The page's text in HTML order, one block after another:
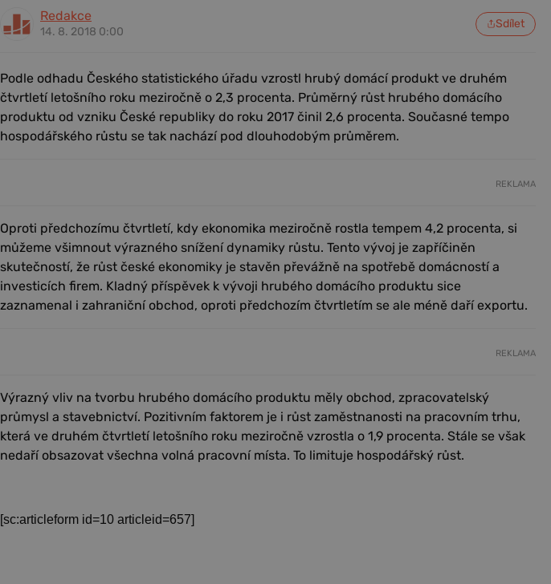
Redakce
14. 8. 2018 0:00
Sdílet
Podle odhadu Českého statistického úřadu vzrostl hrubý domácí produkt ve druhém
čtvrtletí letošního roku meziročně o 2,3 procenta. Průměrný růst hrubého domácího
produktu od vzniku České republiky do roku 2017 činil 2,6 procenta. Současné tempo
hospodářského růstu se tak nachází pod dlouhodobým průměrem.
REKLAMA
Oproti předchozímu čtvrtletí, kdy ekonomika meziročně rostla tempem 4,2 procenta, si
můžeme všimnout výrazného snížení dynamiky růstu. Tento vývoj je zapříčiněn
skutečností, že růst české ekonomiky je stavěn převážně na spotřebě domácností a
investicích firem. Kladný příspěvek k vývoji hrubého domácího produktu sice
zaznamenal i zahraniční obchod, oproti předchozím čtvrtletím se ale méně daří exportu.
REKLAMA
Výrazný vliv na tvorbu hrubého domácího produktu měly obchod, zpracovatelský
průmysl a stavebnictví. Pozitivním faktorem je i růst zaměstnanosti na pracovním trhu,
která ve druhém čtvrtletí letošního roku meziročně vzrostla o 1,9 procenta. Stále se však
nedaří obsazovat všechna volná pracovní místa. To limituje hospodářský růst.
[sc:articleform id=10 articleid=657]